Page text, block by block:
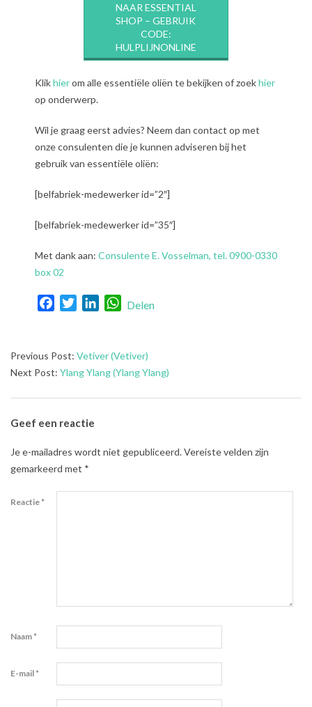
NAAR ESSENTIAL
SHOP – GEBRUIK
CODE:
HULPLIJNONLINE
Klikhierom alle essentiële oliën te bekijken of zoekhier
op onderwerp.
Wil je graag eerst advies? Neem dan contact op met
onze consulenten die je kunnen adviseren bij het
gebruik van essentiële oliën:
[belfabriek-medewerker id=”2″]
[belfabriek-medewerker id=”35″]
Met dank aan: Consulente E. Vosselman, tel. 0900-0330
box 02
FacebookTwitterLinkedInWhatsApp
Delen
2021-
08-
Previous Post: Vetiver (Vetiver)
Next Post: Ylang Ylang (Ylang Ylang)
Geef een reactie
Je e-mailadres wordt niet gepubliceerd.Vereiste velden zijn
gemarkeerd met *
Reactie*
Naam*
E-mail*